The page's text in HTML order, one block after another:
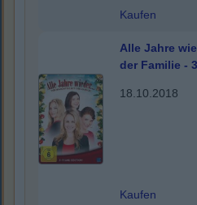
Kaufen
Alle Jahre
der Familie -
18.10.2018
Kaufen